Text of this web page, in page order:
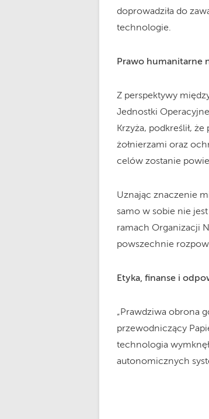
doprowadziła do
technologie.
Prawo humanitarne
Z perspektywy
Jednostki
Krzyża, podkreślił,
żołnierzami oraz
celów zostanie
Uznając znaczenie
samo w sobie nie
ramach Organizacji
powszechnie
Etyka, finanse i
„Prawdziwa obrona
przewodniczący
technologia
autonomicznych